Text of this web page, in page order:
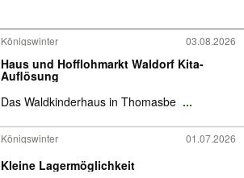
Königswinter 03.08.2026
Haus und Hofflohmarkt Waldorf Kita-
Auflösung
Das Waldkinderhaus in Thomasbe ...
Königswinter 01.07.2026
Kleine Lagermöglichkeit